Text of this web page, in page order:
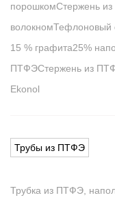
порошкомСтержень
волокномТефлоновый
15 % графита25%
ПТФЭСтержень из
Ekonol
Трубы из ПТФЭ
Трубка из ПТФЭ,